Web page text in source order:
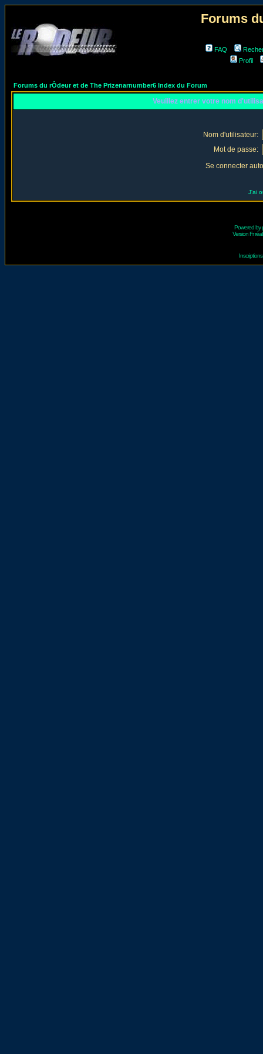
Forums
FAQ
Profil
Forums du rÔdeur et de The Prizenarnumber6 Index du Forum
Veuillez entrer votre nom
Nom d'utilisateur:
Mot de passe:
Se connecter
J'ai
Powered by
Version Fr